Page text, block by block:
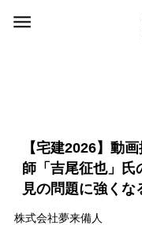
【宅建2026】動
師「吉尾征也」氏
見の問題に強くな
株式会社夢来備人